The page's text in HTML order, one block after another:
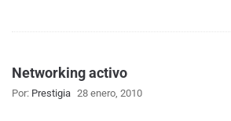
Networking activo
Por: Prestigia 28 enero, 2010